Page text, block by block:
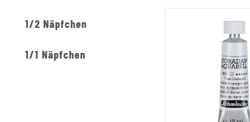
1/2 Näpfchen
1/1 Näpfchen